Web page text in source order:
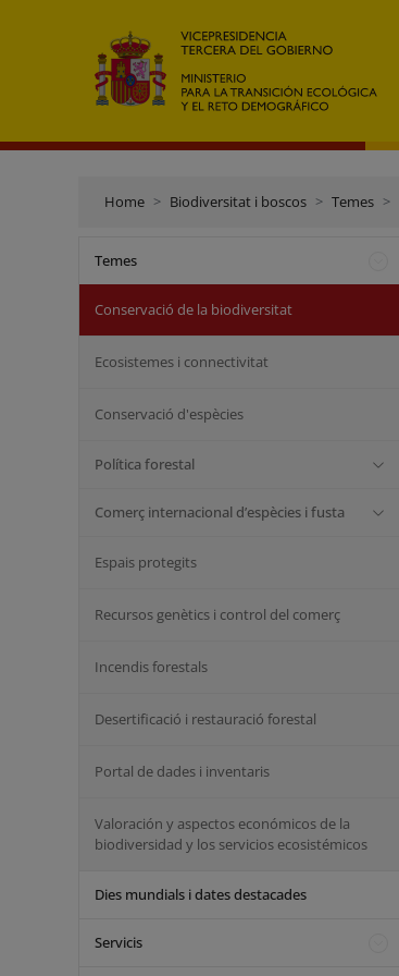
Home Biodiversitat i boscos Temes
Temes
Conservació de la biodiversitat
Ecosistemes i connectivitat
Conservació d'espècies
Política forestal
Comerç internacional d’espècies i fusta
Espais protegits
Recursos genètics i control del comerç
Incendis forestals
Desertificació i restauració forestal
Portal de dades i inventaris
Valoración y aspectos económicos de la
biodiversidad y los servicios ecosistémicos
Dies mundials i dates destacades
Servicis